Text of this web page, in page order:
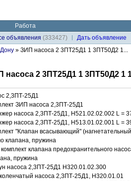
Работа
объявления (333427)
Дaть объявление
» ЗИП насоса 2 3ПТ25Д1 1 3ПТ50Д2 1...
насоса 2 3ПТ25Д1 1 3ПТ50Д2 1
2,3ПТ-25Д1
ЗИП насоса 2,3ПТ-25Д1
насоса 2,3ПТ-25Д1, Н521.02.02.002 L =
насоса 2,3ПТ-25Д1, Н513.01.02.001 L =
"Клапан всасывающий"
клапана, пружина
комплект клапана предохранительного
пружина
насоса 2,3ПТ-25Д1 Н320.01.02.300
насоса 2,3ПТ-25Д1, Н320.01.01